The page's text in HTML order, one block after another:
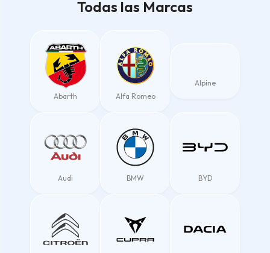
Todas las Marcas
Abarth Alfa Romeo
Alpine
Audi BMW BYD